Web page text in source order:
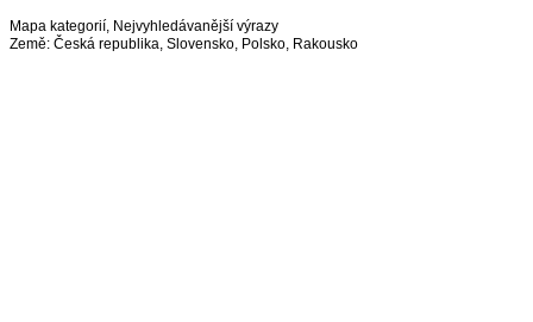
Mapa kategorií, Nejvyhledávanější výrazy
Země: Česká republika, Slovensko, Polsko, Rakousko